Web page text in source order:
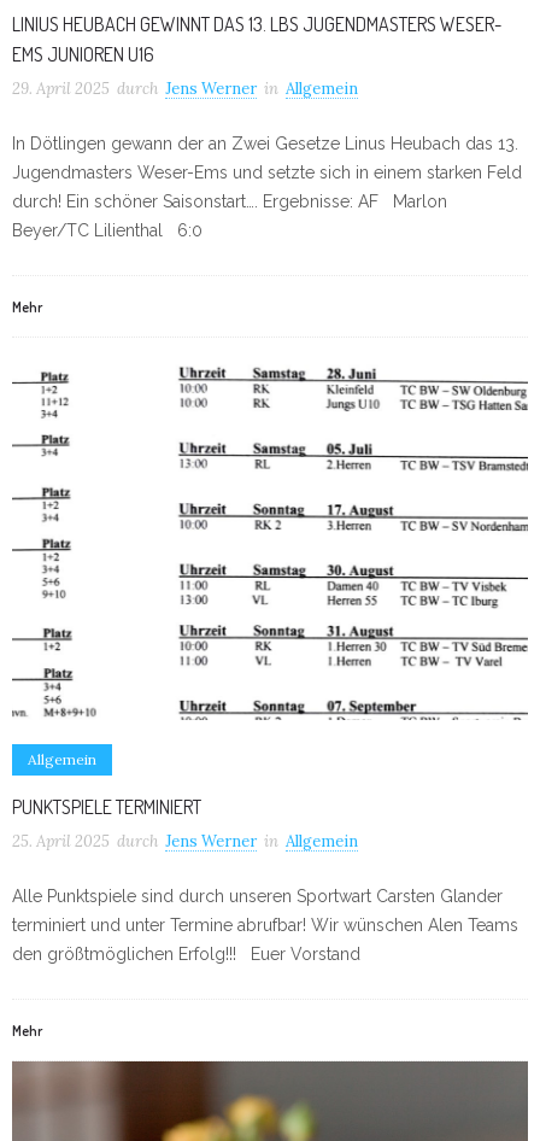
LINIUS HEUBACH GEWINNT DAS 13. LBS JUGENDMASTERS WESER-
EMS JUNIOREN U16
29. April 2025 durch Jens Werner in Allgemein
In Dötlingen gewann der an Zwei Gesetze Linus Heubach das 13.
Jugendmasters Weser-Ems und setzte sich in einem starken Feld
durch! Ein schöner Saisonstart…. Ergebnisse: AF Marlon
Beyer/TC Lilienthal 6:0
Mehr
Allgemein
PUNKTSPIELE TERMINIERT
25. April 2025 durch Jens Werner in Allgemein
Alle Punktspiele sind durch unseren Sportwart Carsten Glander
terminiert und unter Termine abrufbar! Wir wünschen Alen Teams
den größtmöglichen Erfolg!!! Euer Vorstand
Mehr